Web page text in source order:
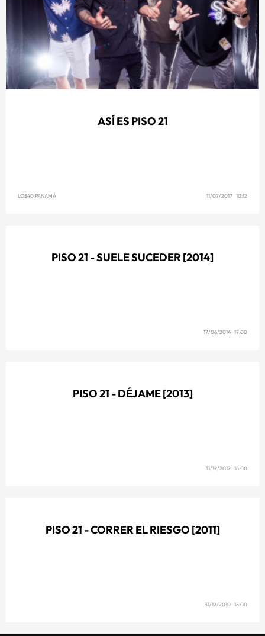
ASÍ ES PISO 21
LOS40 PANAMÁ 11/07/2017 10:12
PISO 21 - SUELE SUCEDER [2014]
17/06/2014 17:00
PISO 21 - DÉJAME [2013]
31/12/2012 18:00
PISO 21 - CORRER EL RIESGO [2011]
31/12/2010 18:00